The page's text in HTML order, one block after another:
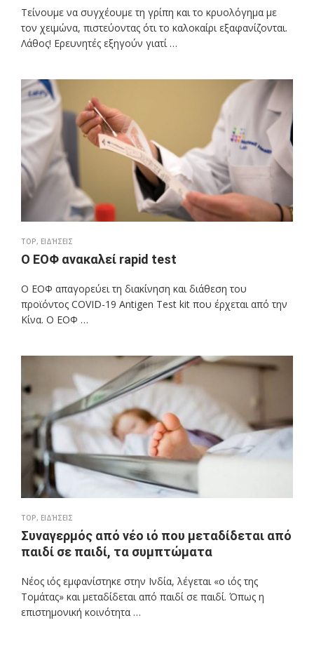
Τείνουμε να συγχέουμε τη γρίπη και το κρυολόγημα με
τον χειμώνα, πιστεύοντας ότι το καλοκαίρι εξαφανίζονται.
Λάθος! Ερευνητές εξηγούν γιατί …
TOP, ΕΙΔΉΣΕΙΣ
Ο ΕΟΦ ανακαλεί rapid test
Ο ΕΟΦ απαγορεύει τη διακίνηση και διάθεση του
προϊόντος COVID-19 Antigen Test kit που έρχεται από την
Κίνα. Ο ΕΟΦ …
TOP, ΕΙΔΉΣΕΙΣ
Συναγερμός από νέο ιό που μεταδίδεται από
παιδί σε παιδί, τα συμπτώματα
Νέος ιός εμφανίστηκε στην Ινδία, λέγεται «ο ιός της
Τομάτας» και μεταδίδεται από παιδί σε παιδί. Όπως η
επιστημονική κοινότητα …